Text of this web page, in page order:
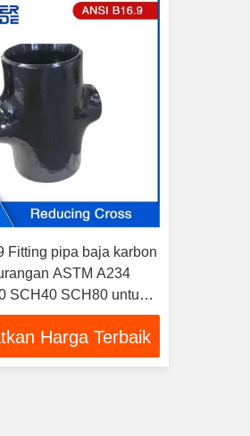
Fitting pipa baja karbon
ASTM A234
SCH40 SCH80 untuk
Harga Terbaik